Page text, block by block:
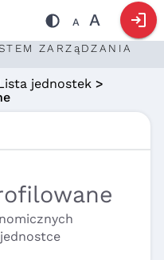
A A login
ZARZąDZANIA
jednostek>